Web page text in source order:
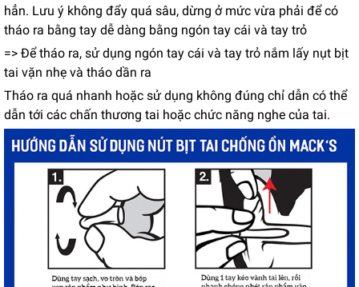
hẳn. Lưu ý không đẩy quá sâu, dừng ở mức vừa phải để có
tháo ra bằng tay dễ dàng bằng ngón tay cái và tay trỏ
=> Để tháo ra, sử dụng ngón tay cái và tay trỏ nắm lấy nụt bịt
tai vặn nhẹ và tháo dần ra
Tháo ra quá nhanh hoặc sử dụng không đúng chỉ dẫn có thể
dẫn tới các chấn thương tai hoặc chức năng nghe của tai.